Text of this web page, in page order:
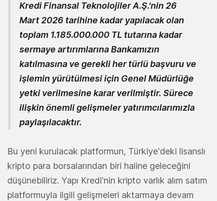
Kredi Finansal Teknolojiler A.Ş.'nin 26
Mart 2026 tarihine kadar yapılacak olan
toplam 1.185.000.000 TL tutarına kadar
sermaye artırımlarına Bankamızın
katılmasına ve gerekli her türlü başvuru ve
işlemin yürütülmesi için Genel Müdürlüğe
yetki verilmesine karar verilmiştir. Sürece
ilişkin önemli gelişmeler yatırımcılarımızla
paylaşılacaktır.
Bu yeni kurulacak platformun, Türkiye'deki lisanslı
kripto para borsalarından biri haline geleceğini
düşünebiliriz. Yapı Kredi'nin kripto varlık alım satım
platformuyla ilgili gelişmeleri aktarmaya devam